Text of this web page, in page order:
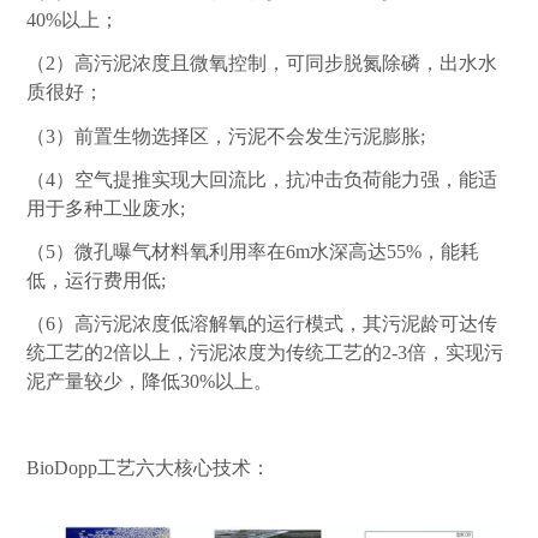
40%以上；
（2）高污泥浓度且微氧控制，可同步脱氮除磷，出水水
质很好；
（3）前置生物选择区，污泥不会发生污泥膨胀;
（4）空气提推实现大回流比，抗冲击负荷能力强，能适
用于多种工业废水;
（5）微孔曝气材料氧利用率在6m水深高达55% ，能耗
低，运行费用低;
（6）高污泥浓度低溶解氧的运行模式，其污泥龄可达传
统工艺的2倍以上，污泥浓度为传统工艺的2-3倍，实现污
泥产量较少，降低30%以上。
BioDopp工艺六大核心技术：